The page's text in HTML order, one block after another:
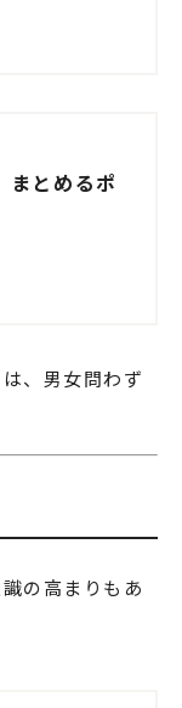
とめるポ
、男女問わず
の高まりもあ